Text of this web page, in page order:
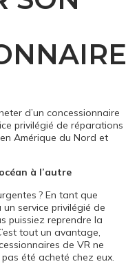
d’un concessionnaire
privilégié de réparations
Amérique du Nord et
à l’autre
? En tant que
service privilégié de
puissiez reprendre la
tout un avantage,
de VR ne
été acheté chez eux.